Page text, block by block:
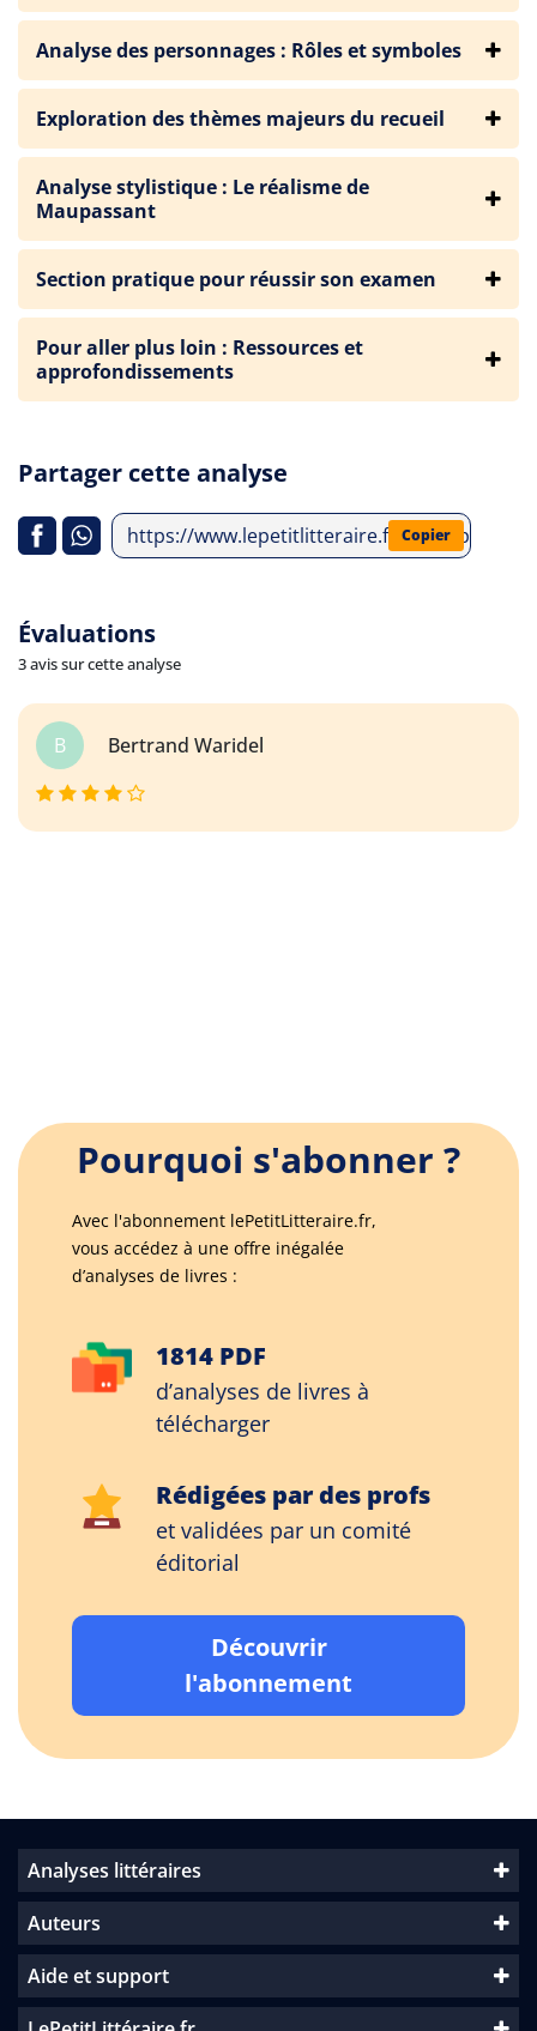
Analyse des personnages : Rôles et symboles
Exploration des thèmes majeurs du recueil
Analyse stylistique : Le réalisme de
Maupassant
Section pratique pour réussir son examen
Pour aller plus loin : Ressources et
approfondissements
Partager cette analyse
https://www.lepetitlitteraire.fr/index.php/
Copier
Évaluations
3 avis sur cette analyse
B Bertrand Waridel
Pourquoi s'abonner ?
Avec l'abonnement lePetitLitteraire.fr,
vous accédez à une offre inégalée
d’analyses de livres :
1814 PDF
d’analyses de livres à
télécharger
Rédigées par des profs
et validées par un comité
éditorial
Découvrir
l'abonnement
Analyses littéraires
Auteurs
Aide et support